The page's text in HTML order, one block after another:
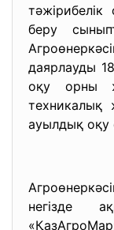
тәжірибелік
беру
даярлауды
оқу орны
техникалық
ауылдық оқу
негізде